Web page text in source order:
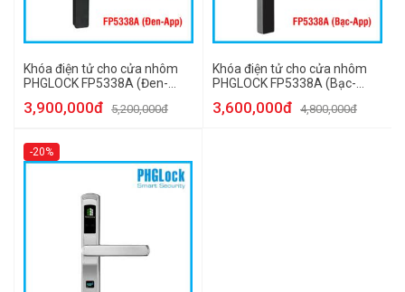
Khóa điện tử cho cửa nhôm
PHGLOCK FP5338A (Đen-
3,900,000đ 5,200,000đ
Khóa điện tử cho cửa nhôm
PHGLOCK FP5338A (Bạc-
3,600,000đ 4,800,000đ
-20%